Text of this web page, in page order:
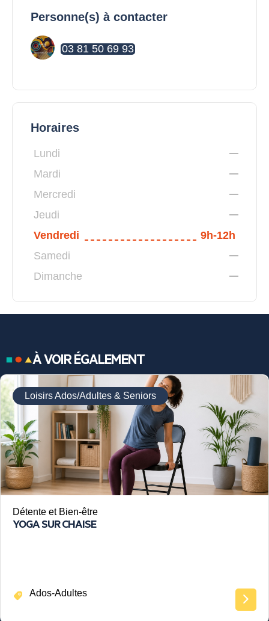
Personne(s) à contacter
03 81 50 69 93
Horaires
Lundi
Mardi
Mercredi
Jeudi
Vendredi
9h-12h
Samedi
Dimanche
À VOIR ÉGALEMENT
Loisirs Ados/Adultes & Seniors
Détente et Bien-être
YOGA SUR CHAISE
Ados-Adultes